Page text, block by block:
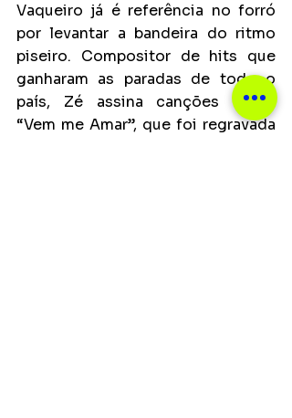
Vaqueiro já é referência no forró
por levantar a bandeira do ritmo
piseiro. Compositor de hits que
ganharam as paradas de todo o
país, Zé assina canções como
“Vem me Amar”, que foi regravada